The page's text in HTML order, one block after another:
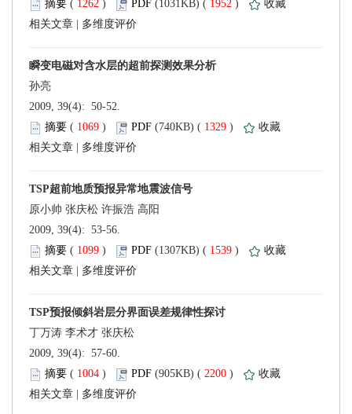
( ) 1952 )
2009, 39(4): 50-52.
(
) 1329 )
2009, 39(4): 53-56.
(
) 1539 )
2009, 39(4): 57-60.
(
) 2200 )